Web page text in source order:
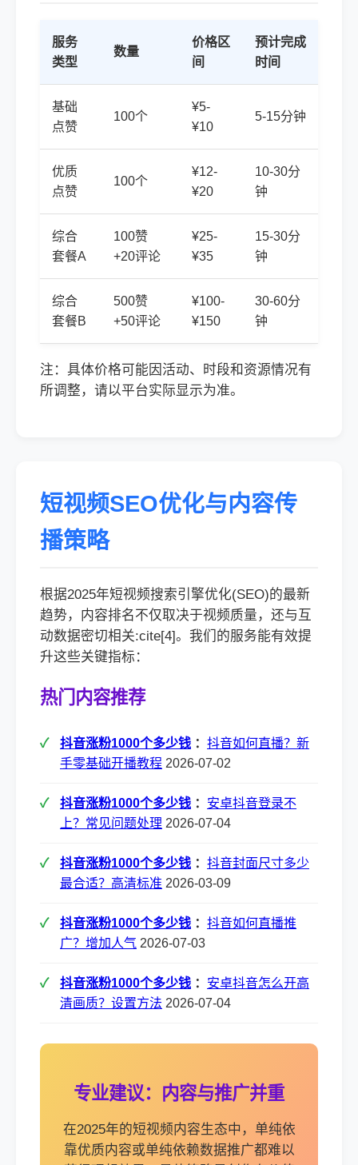
服务
类型
数量
价格区
间
预计完成
时间
基础
点赞
100个
¥5-
¥10
5-15分钟
优质
点赞
100个
¥12-
¥20
10-30分
钟
综合
套餐A
100赞
+20评论
¥25-
¥35
15-30分
钟
综合
套餐B
500赞
+50评论
¥100-
¥150
30-60分
钟
注：具体价格可能因活动、时段和资源情况有
所调整，请以平台实际显示为准。
短视频SEO优化与内容传
播策略
根据2025年短视频搜索引擎优化(SEO)的最新
趋势，内容排名不仅取决于视频质量，还与互
动数据密切相关:cite[4]。我们的服务能有效提
升这些关键指标：
热门内容推荐
抖音涨粉1000个多少钱 ： 抖音如何直播？新
手零基础开播教程 2026-07-02
抖音涨粉1000个多少钱 ： 安卓抖音登录不
上？常见问题处理 2026-07-04
抖音涨粉1000个多少钱 ： 抖音封面尺寸多少
最合适？高清标准 2026-03-09
抖音涨粉1000个多少钱 ： 抖音如何直播推
广？增加人气 2026-07-03
抖音涨粉1000个多少钱 ： 安卓抖音怎么开高
清画质？设置方法 2026-07-04
专业建议：内容与推广并重
在2025年的短视频内容生态中，单纯依
靠优质内容或单纯依赖数据推广都难以